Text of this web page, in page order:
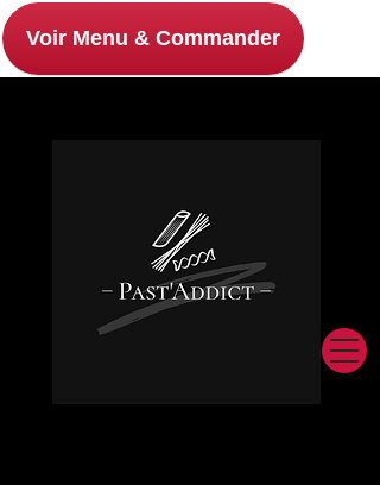
Voir Menu & Commander